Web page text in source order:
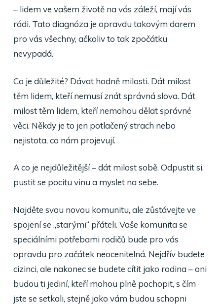
– lidem ve vašem životě na vás záleží, mají vás
rádi. Tato diagnóza je opravdu takovým darem
pro vás všechny, ačkoliv to tak zpočátku
nevypadá.
Co je důležité? Dávat hodně milosti. Dát milost
těm lidem, kteří nemusí znát správná slova. Dát
milost těm lidem, kteří nemohou dělat správné
věci. Někdy je to jen potlačený strach nebo
nejistota, co nám projevují.
A co je nejdůležitější – dát milost sobě. Odpustit si,
pustit se pocitu vinu a myslet na sebe.
Najděte svou novou komunitu, ale zůstávejte ve
spojení se „starými“ přáteli. Vaše komunita se
speciálními potřebami rodičů bude pro vás
opravdu pro začátek neocenitelná. Nejdřív budete
cizinci, ale nakonec se budete cítit jako rodina – oni
budou ti jediní, kteří mohou plně pochopit, s čím
jste se setkali, stejně jako vám budou schopni